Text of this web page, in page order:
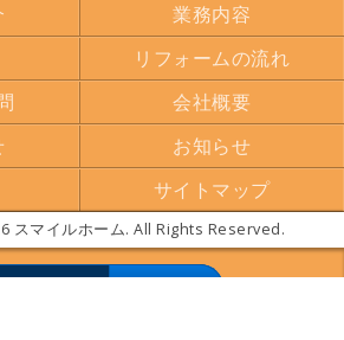
業務内容
リフォームの流れ
会社概要
お知らせ
サイトマップ
スマイルホーム. All Rights Reserved.